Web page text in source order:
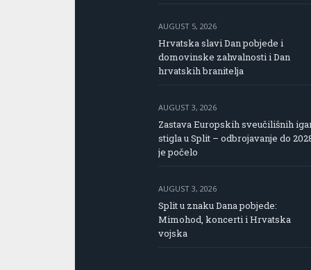
AUGUST 5, 2026
Hrvatska slavi Dan pobjede i
domovinske zahvalnosti i Dan
hrvatskih branitelja
AUGUST 3, 2026
Zastava Europskih sveučilišnih
stigla u Split – odbrojavanje do
je počelo
AUGUST 3, 2026
Split u znaku Dana pobjede:
Mimohod, koncerti i Hrvatska
vojska